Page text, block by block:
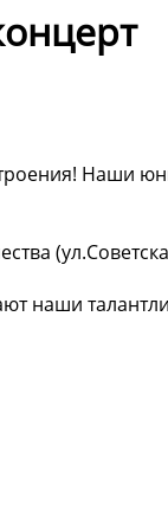
Наши
наши